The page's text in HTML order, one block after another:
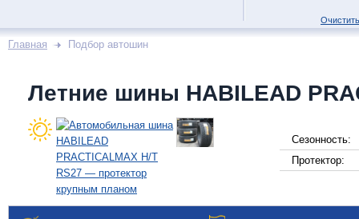
Главная Подбор автошин
Летние шины HABILEAD
Сезонность:
Протектор: